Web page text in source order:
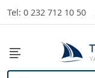
Tel: 0 232 712 10 50